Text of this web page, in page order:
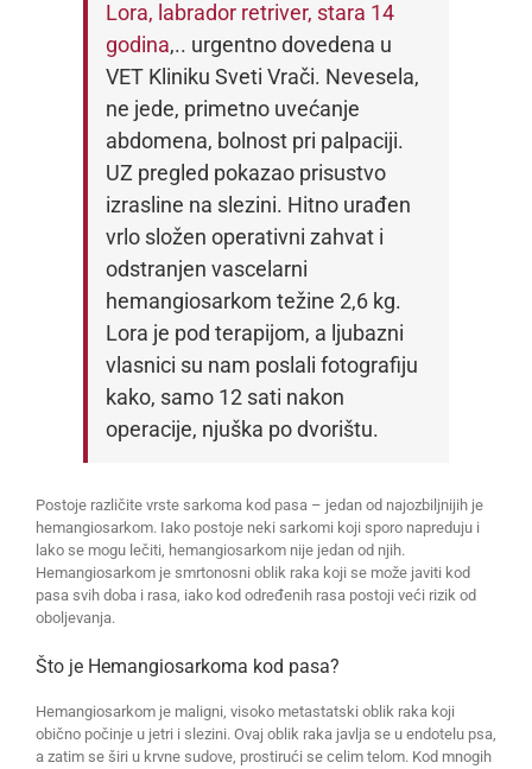
Lora, labrador retriver, stara 14
godina,.. urgentno dovedena u
VET Kliniku Sveti Vrači. Nevesela,
ne jede, primetno uvećanje
abdomena, bolnost pri palpaciji.
UZ pregled pokazao prisustvo
izrasline na slezini. Hitno urađen
vrlo složen operativni zahvat i
odstranjen vascelarni
hemangiosarkom težine 2,6 kg.
Lora je pod terapijom, a ljubazni
vlasnici su nam poslali fotografiju
kako, samo 12 sati nakon
operacije, njuška po dvorištu.
Postoje različite vrste sarkoma kod pasa – jedan od najozbiljnijih je
hemangiosarkom. Iako postoje neki sarkomi koji sporo napreduju i
lako se mogu lečiti, hemangiosarkom nije jedan od njih.
Hemangiosarkom je smrtonosni oblik raka koji se može javiti kod
pasa svih doba i rasa, iako kod određenih rasa postoji veći rizik od
oboljevanja.
Što je Hemangiosarkoma kod pasa?
Hemangiosarkom je maligni, visoko metastatski oblik raka koji
obično počinje u jetri i slezini. Ovaj oblik raka javlja se u endotelu psa,
a zatim se širi u krvne sudove, prostirući se celim telom. Kod mnogih